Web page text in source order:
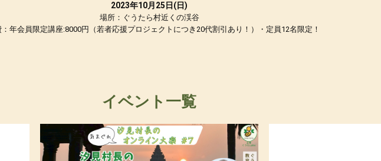
2023年10月25日(日)
場所：ぐうたら村近くの渓谷
年会員限定講座:8000円（若者応援プロジェクトにつき20代割引あり！）・定員12名限定！
イベント一覧